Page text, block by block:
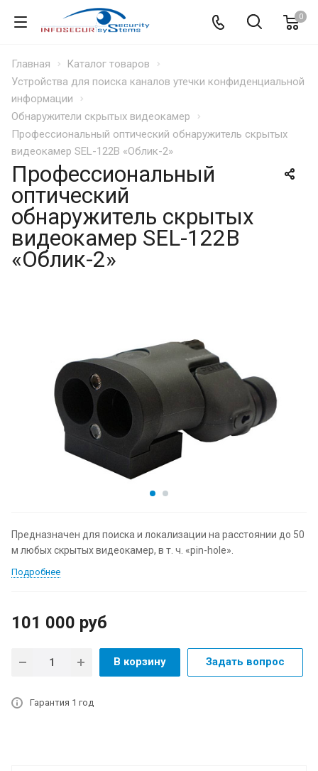
0
Главная
Каталог товаров
Устройства для поиска каналов утечки конфиденциальной
информации
Обнаружители скрытых видеокамер
Профессиональный оптический обнаружитель скрытых
видеокамер SEL-122B «Облик-2»
Профессиональный
оптический
обнаружитель скрытых
видеокамер SEL-122B
«Облик-2»
Предназначен для поиска и локализации на расстоянии до 50
м любых скрытых видеокамер, в т. ч. «pin-hole».
Подробнее
101 000 руб
В корзину Задать вопрос
Гарантия 1 год